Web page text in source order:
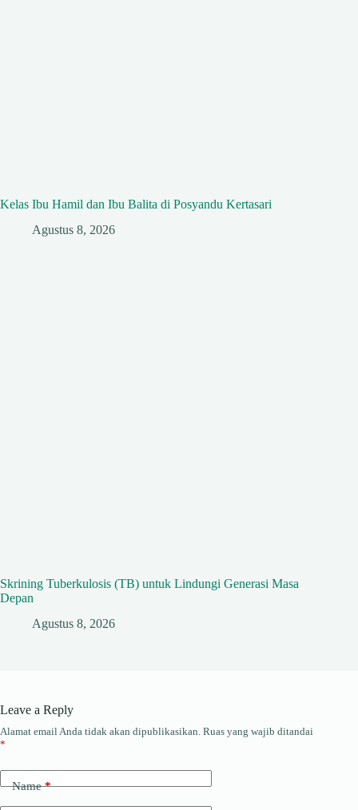
Kelas Ibu Hamil dan Ibu Balita di Posyandu Kertasari
Agustus 8, 2026
Skrining Tuberkulosis (TB) untuk Lindungi Generasi Masa
Depan
Agustus 8, 2026
Leave a Reply
Alamat email Anda tidak akan dipublikasikan. Ruas yang wajib ditandai
*
Name*